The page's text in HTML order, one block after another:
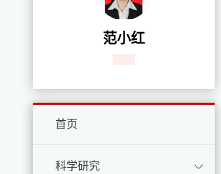
范小红
首页
科学研究